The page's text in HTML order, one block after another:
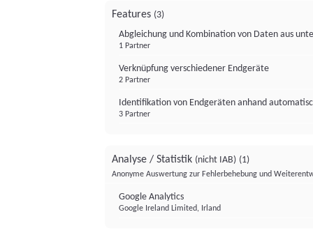
Features (3)
Abgleichung und Kombination von Daten aus
1 Partner
Verknüpfung verschiedener Endgeräte
2 Partner
Identifikation von Endgeräten anhand
3 Partner
Analyse / Statistik (nicht IAB) (1)
Anonyme Auswertung zur Fehlerbehebung und
Google Analytics
Google Ireland Limited, Irland